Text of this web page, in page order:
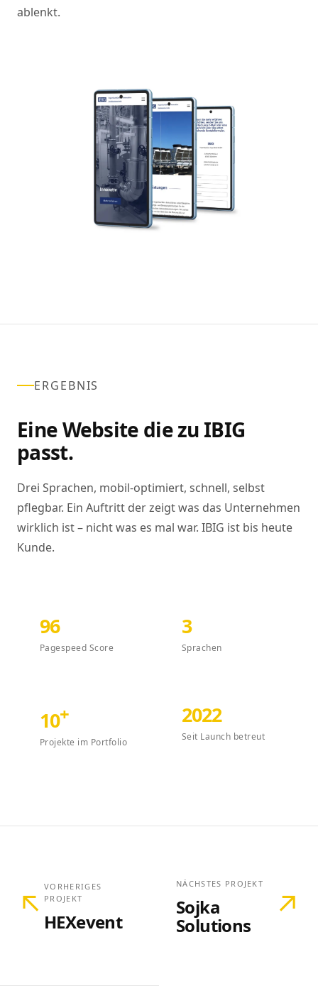
ablenkt.
ERGEBNIS
Eine Website die zu IBIG
passt.
Drei Sprachen, mobil-optimiert, schnell, selbst
pflegbar. Ein Auftritt der zeigt was das Unternehmen
wirklich ist – nicht was es mal war. IBIG ist bis heute
Kunde.
96
Pagespeed Score
3
Sprachen
10+
Projekte im Portfolio
2022
Seit Launch betreut
↖ VORHERIGES
PROJEKT
HEXevent
NÄCHSTES PROJEKT
Sojka
Solutions ↗